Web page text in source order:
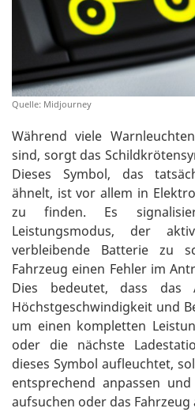
Quelle: Midjourney
Während viele
sind, sorgt das
Dieses Symbol, das
ähnelt, ist vor allem in
zu finden. Es
Leistungsmodus, der
verbleibende Batterie zu
Fahrzeug einen Fehler im
Dies bedeutet, dass das
Höchstgeschwindigkeit und
um einen kompletten
oder die nächste
dieses Symbol aufleuchtet,
entsprechend anpassen
aufsuchen oder das Fahrzeug